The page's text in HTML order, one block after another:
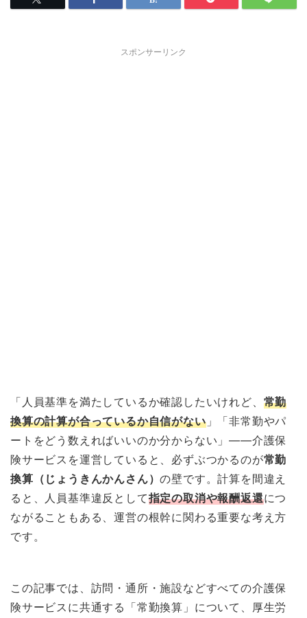
スポンサーリンク
「人員基準を満たしているか確認したいけれど、 常勤
換算の計算が合っているか自信がない」「非常勤やパ
ートをどう数えればいいのか分からない」——介護保
険サービスを運営していると、必ずぶつかるのが常勤
換算（じょうきんかんさん）の壁です。計算を間違え
ると、人員基準違反として指定の取消や報酬返還につ
ながることもある、運営の根幹に関わる重要な考え方
です。
この記事では、訪問・通所・施設などすべての介護保
険サービスに共通する「常勤換算」について、厚生労